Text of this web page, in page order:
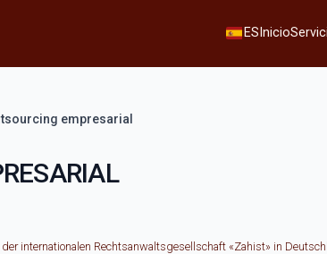
ESInicio
empresarial
internationalen Rechtsanwaltsgesellschaft «Zahist» in